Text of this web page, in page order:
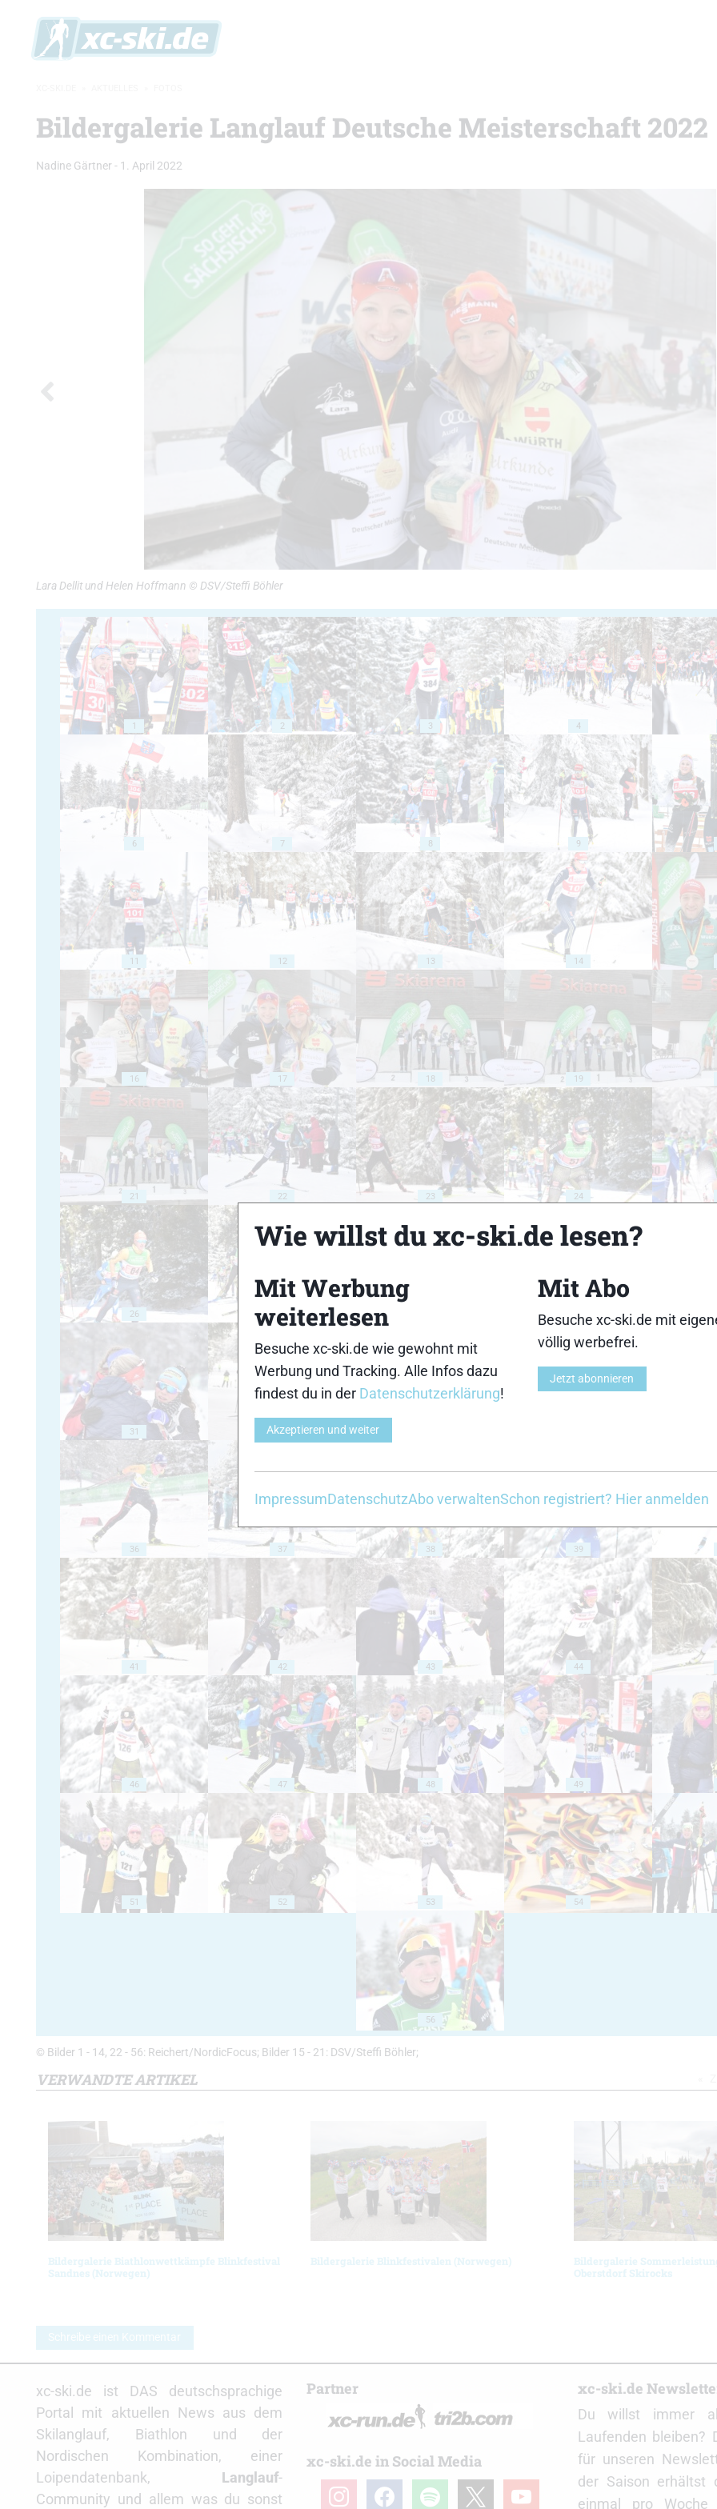
Bildergalerie Langlauf Deutsche Meisterschaft 2022
Nadine Gärtner - 1. April 2022
Lara Dellit und Helen Hoffmann © DSV/Steffi Böhler
1 2 3 4
6 7 8 9
11 12 13 14
16 17 18 19
21 22 23 24
26 27 29
31 32
36 37 38 39
41 42 43 44
46 47 48 49
51 52 53 54
56
© Bilder 1 - 14, 22 - 56: Reichert/NordicFocus; Bilder 15 - 21: DSV/Steffi Böhler;
VERWANDTE ARTIKEL
Bildergalerie Biathlonwettkämpfe Blinkfestival
Sandnes (Norwegen)
Bildergalerie Blinkfestivalen (Norwegen)
Bildergalerie
Oberstdorf Skirocks
Schreibe einen Kommentar
xc-ski.de ist DAS deutschsprachige
Portal mit aktuellen News aus dem
Skilanglauf, Biathlon und der
Nordischen Kombination, einer
Loipendatenbank, Langlauf-
Community und allem was du sonst
Partner
xc-ski.de in Social Media
instagramfacebookspotify youtube
xc-ski.de
Du willst immer
Laufenden bleiben?
für unseren
der Saison erhältst
einmal pro Woche
Wie willst du xc-ski.de lesen?
Mit Werbung
weiterlesen
Besuche xc-ski.de wie gewohnt mit
Werbung und Tracking. Alle Infos dazu
findest du in der Datenschutzerklärung!
Akzeptieren und weiter
Mit Abo
Besuche xc-ski.de mit
völlig werbefrei.
Jetzt abonnieren
ImpressumDatenschutzAbo verwaltenSchon registriert? Hier anmelden